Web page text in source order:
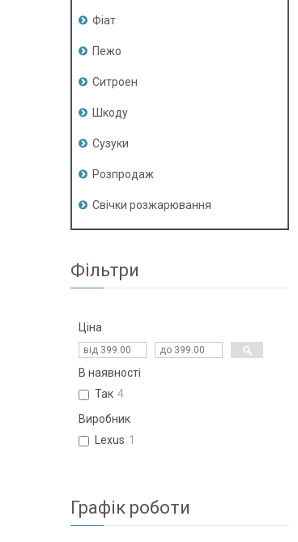
Фіат
Пежо
Ситроен
Шкоду
Сузуки
Розпродаж
Свічки розжарювання
Фільтри
Ціна
В наявності
Так 4
Виробник
Lexus 1
Графік роботи